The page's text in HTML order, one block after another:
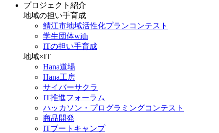
プロジェクト紹介
地域の担い手育成
鯖江市地域活性化プランコンテスト
学生団体with
ITの担い手育成
地域×IT
Hana道場
Hana工房
サイバーサクラ
IT推進フォーラム
ハッカソン・プログラミングコンテスト
商品開発
ITブートキャンプ